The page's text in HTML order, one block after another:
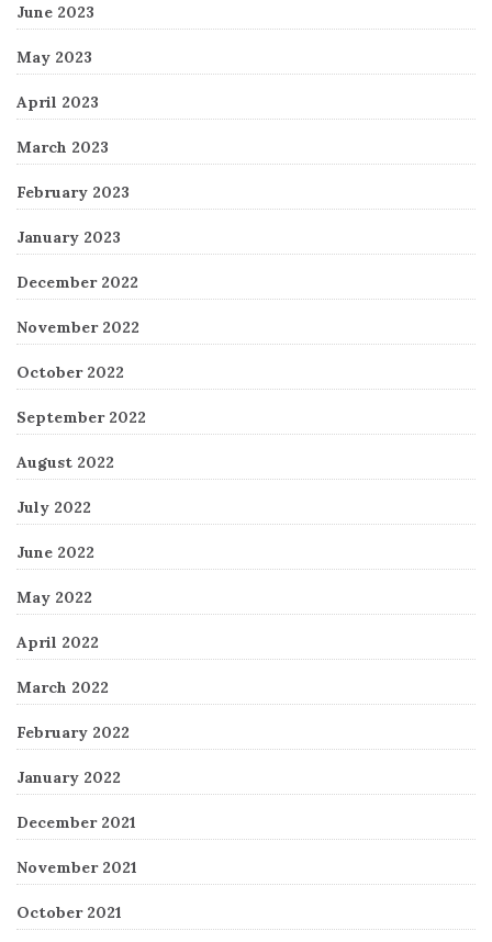
June 2023
May 2023
April 2023
March 2023
February 2023
January 2023
December 2022
November 2022
October 2022
September 2022
August 2022
July 2022
June 2022
May 2022
April 2022
March 2022
February 2022
January 2022
December 2021
November 2021
October 2021